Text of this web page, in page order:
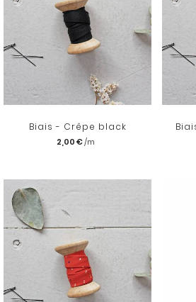
Biais - Crêpe black
2,00 €